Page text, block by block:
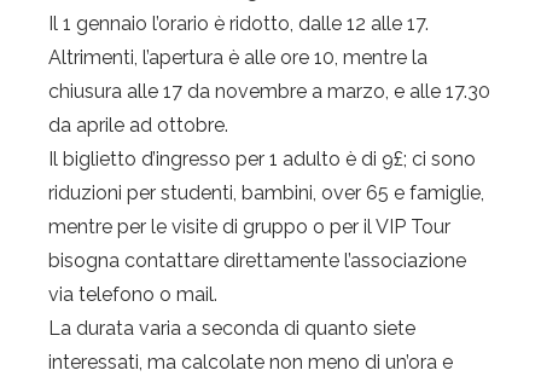
Il 1 gennaio l’orario è ridotto, dalle 12 alle 17.
Altrimenti, l’apertura è alle ore 10, mentre la
chiusura alle 17 da novembre a marzo, e alle 17.30
da aprile ad ottobre.
Il biglietto d’ingresso per 1 adulto è di 9£; ci sono
riduzioni per studenti, bambini, over 65 e famiglie,
mentre per le visite di gruppo o per il VIP Tour
bisogna contattare direttamente l’associazione
via telefono o mail.
La durata varia a seconda di quanto siete
interessati, ma calcolate non meno di un’ora e